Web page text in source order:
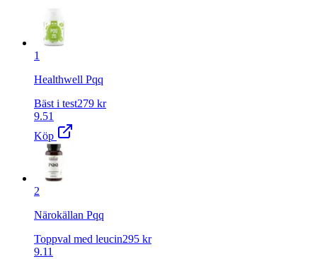
1
Healthwell Pqq
Bäst i test279 kr
9.51
Köp
2
Närokällan Pqq
Toppval med leucin295 kr
9.11